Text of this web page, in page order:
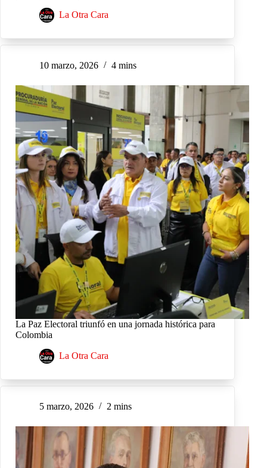
La Otra Cara
10 marzo, 2026 4 mins
La Paz Electoral triunfó en una jornada histórica para
Colombia
La Otra Cara
5 marzo, 2026 2 mins